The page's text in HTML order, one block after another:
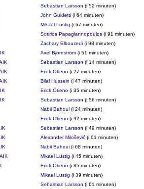
Sebastian Larsson (i 52 minuten)
John Guidetti (i 64 minuten)
Mikael Lustig (i 67 minuten)
Sotirios Papagiannopoulos (i 91 minuten)
Zachary Elbouzedi (i 98 minuten)
Axel Björnström (i 51 minuten)
Sebastian Larsson (i 14 minuten)
Erick Otieno (i 27 minuten)
Bilal Hussein (i 47 minuten)
Erick Otieno (i 35 minuten)
Sebastian Larsson (i 56 minuten)
Nabil Bahoui (i 24 minuten)
Erick Otieno (i 92 minuten)
Sebastian Larsson (i 49 minuten)
Alexander Milošević (i 61 minuten)
Nabil Bahoui (i 68 minuten)
Mikael Lustig (i 45 minuten)
Erick Otieno (i 85 minuten)
Mikael Lustig (i 39 minuten)
Sebastian Larsson (i 61 minuten)